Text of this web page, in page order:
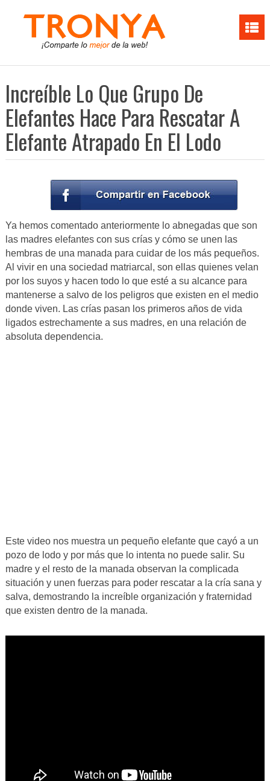
Increíble Lo Que Grupo De
Elefantes Hace Para Rescatar A
Elefante Atrapado En El Lodo
Ya hemos comentado anteriormente lo abnegadas que son
las madres elefantes con sus crías y cómo se unen las
hembras de una manada para cuidar de los más pequeños.
Al vivir en una sociedad matriarcal, son ellas quienes velan
por los suyos y hacen todo lo que esté a su alcance para
mantenerse a salvo de los peligros que existen en el medio
donde viven. Las crías pasan los primeros años de vida
ligados estrechamente a sus madres, en una relación de
absoluta dependencia.
Este video nos muestra un pequeño elefante que cayó a un
pozo de lodo y por más que lo intenta no puede salir. Su
madre y el resto de la manada observan la complicada
situación y unen fuerzas para poder rescatar a la cría sana y
salva, demostrando la increíble organización y fraternidad
que existen dentro de la manada.